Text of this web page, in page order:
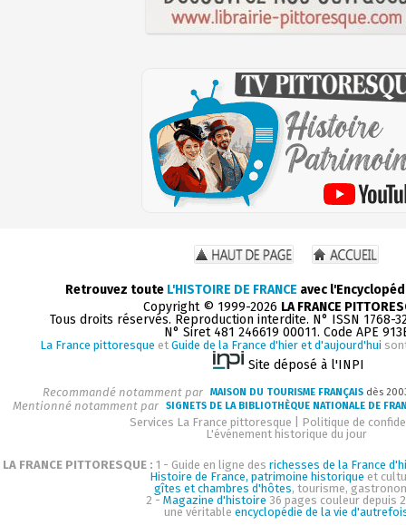
Retrouvez toute L'HISTOIRE DE FRANCE avec
Copyright © 1999-2026 LA FRANCE
Tous droits réservés. Reproduction interdite. N° ISSN 1768-
N° Siret 481 246619 00011. Code APE
La France pittoresque et Guide de la France d'hier et d'aujourd'hui
Site déposé à l'INPI
Recommandé notamment par MAISON DU TOURISME FRANÇAIS dès
Mentionné notamment par SIGNETS DE LA BIBLIOTHÈQUE NATIONALE DE
Services La France pittoresque
Politique de
L'événement historique du jour
LA FRANCE PITTORESQUE : 1 - Guide en ligne des richesses de la France
Histoire de France, patrimoine historique et
gîtes et chambres d'hôtes, tourisme,
2 - Magazine d'histoire 36 pages couleur depuis
une véritable encyclopédie de la vie